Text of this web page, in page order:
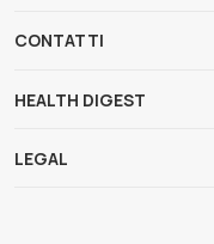
CONTATTI
HEALTH DIGEST
LEGAL